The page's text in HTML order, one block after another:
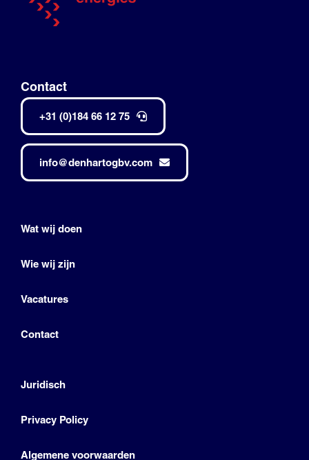
Contact
+31 (0)184 66 12 75
info@denhartogbv.com
Wat wij doen
Wie wij zijn
Vacatures
Contact
Juridisch
Privacy Policy
Algemene voorwaarden